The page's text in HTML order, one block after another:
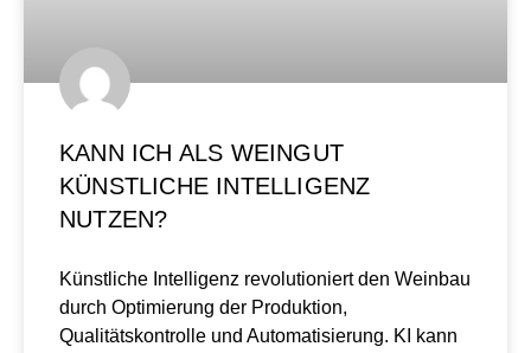
KANN ICH ALS WEINGUT
KÜNSTLICHE INTELLIGENZ
NUTZEN?
Künstliche Intelligenz revolutioniert den Weinbau
durch Optimierung der Produktion,
Qualitätskontrolle und Automatisierung. KI kann